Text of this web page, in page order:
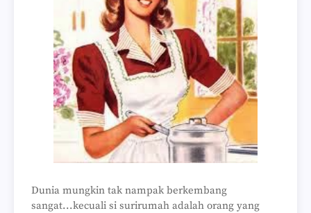
Dunia mungkin tak nampak berkembang
sangat...kecuali si surirumah adalah orang yang